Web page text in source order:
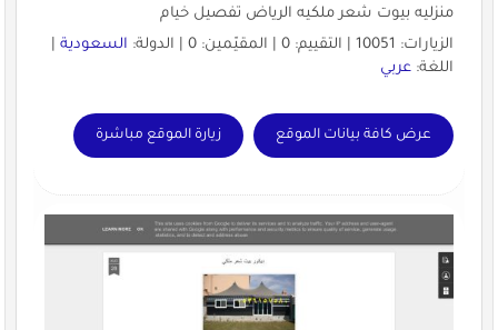
منزليه بيوت شعر ملكيه الرياض تفصيل خيام
الزيارات: 10051 | التقييم: 0 | المقيّمين: 0 | الدولة:
السعودية|
اللغة: عربي
عرض كافة بيانات الموقع زيارة الموقع مباشرة